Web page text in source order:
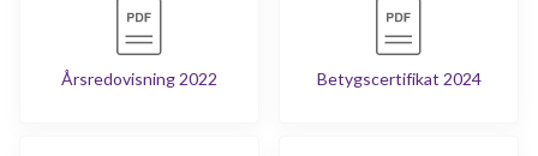
Årsredovisning 2022 Betygscertifikat 2024